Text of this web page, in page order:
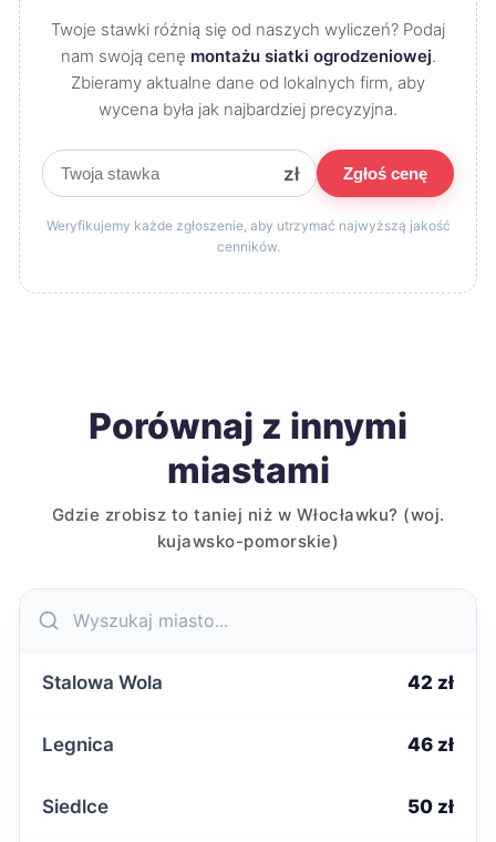
Twoje stawki różnią się od naszych wyliczeń? Podaj
nam swoją cenę montażu siatki ogrodzeniowej.
Zbieramy aktualne dane od lokalnych firm, aby
wycena była jak najbardziej precyzyjna.
zł Zgłoś cenę
Weryfikujemy każde zgłoszenie, aby utrzymać najwyższą jakość
cenników.
Porównaj z innymi
miastami
Gdzie zrobisz to taniej niż w Włocławku? (woj.
kujawsko-pomorskie)
Stalowa Wola 42 zł
Legnica 46 zł
Siedlce 50 zł